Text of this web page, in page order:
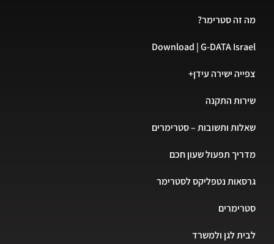
מה זה סטרימר?
Download | G-DATA Israel
צפייה ישירה עידן+
שירות התקנה
שאלות ותשובות – סטרימרים
מדריך תפעול שעון חכם
גרסאות נטפליקס לסטרימר
סטרימרים
לבית לגן ולמשרד